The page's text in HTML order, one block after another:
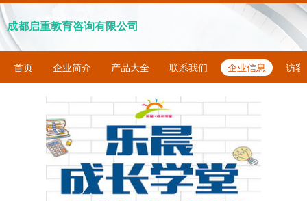
成都启重教育咨询有限公司
首页 企业简介 产品大全 联系我们 企业信息 访客